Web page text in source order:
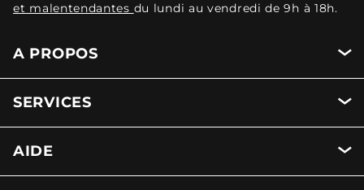
et malentendantes du lundi au vendredi de 9h à 18h.
A PROPOS
SERVICES
AIDE